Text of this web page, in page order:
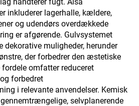
inkluderer lagerhalle, kældere,
og udendørs overdækkede
er afgørende. Gulvsystemet
dekorative muligheder, herunder
der forbedrer den æstetiske
omfatter reduceret
forbedret
i relevante anvendelser. Kemisk
selvplanerende